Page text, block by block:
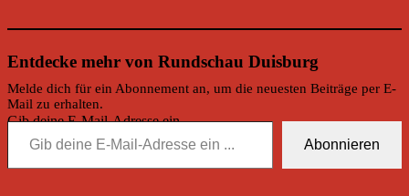
Entdecke mehr von Rundschau Duisburg
Melde dich für ein Abonnement an, um die neuesten Beiträge per E-
Mail zu erhalten.
Gib deine E-Mail-Adresse ein ...
Abonnieren